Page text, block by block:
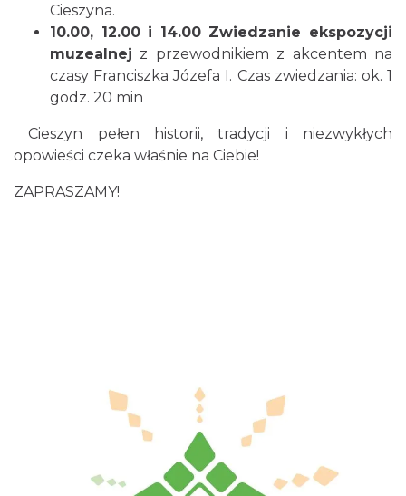
Cieszyn
Cieszyna.
10.00, 12.00 i 14.00 Zwiedzanie ekspozycji
muzealnej z przewodnikiem z akcentem na
czasy Franciszka Józefa I. Czas zwiedzania: ok. 1
godz. 20 min
Cieszyn pełen historii, tradycji i niezwykłych
opowieści czeka właśnie na Ciebie!
ZAPRASZAMY!